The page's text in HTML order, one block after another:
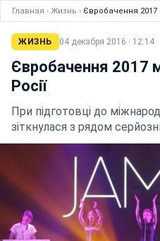
Главная › Жизнь › Євробачення 2017
ЖИЗНЬ 04 декабря 2016 · 12:14
Євробачення 2017
Росії
При підготовці до
зіткнулася з рядом